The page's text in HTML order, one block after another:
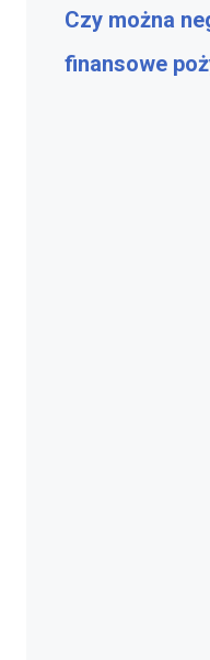
Czy można
finansowe